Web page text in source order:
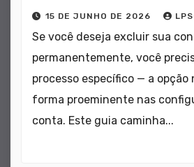
15 DE JUNHO DE 2026
Se você deseja excluir sua
permanentemente, você
processo específico — a opção
forma proeminente nas
conta. Este guia caminha...